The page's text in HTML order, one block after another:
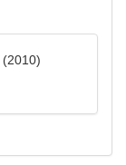
2010